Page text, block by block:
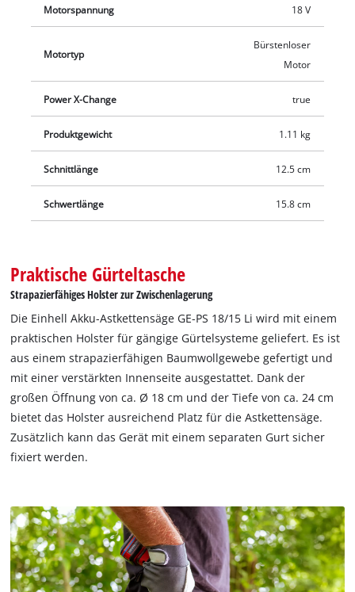
Kette. Dieser wird direkt am Gerät verstaut und ist somit
praktischen Zwischenlagerung des Geräts. Der
Baumwollgewebe gefertigt und mit einer verstärkten
Innenstruktur ausgestattet. Es bietet mit einer Ø 18 cm
großen Öffnung und 24 cm Tiefe ausreichend und sicher Platz
für die Astkettensäge. Die Lieferung erfolgt ohne Akku und
ohne Ladegerät. Diese sind separat, zum Beispiel als
Motorspannung 18 V
Motortyp
Bürstenloser
Motor
Power X-Change true
Produktgewicht 1.11 kg
Schnittlänge 12.5 cm
Schwertlänge 15.8 cm
Praktische Gürteltasche
Strapazierfähiges Holster zur Zwischenlagerung
Die Einhell Akku-Astkettensäge GE-PS 18/15 Li wird mit einem
praktischen Holster für gängige Gürtelsysteme geliefert. Es ist
aus einem strapazierfähigen Baumwollgewebe gefertigt und
mit einer verstärkten Innenseite ausgestattet. Dank der
großen Öffnung von ca. Ø 18 cm und der Tiefe von ca. 24 cm
bietet das Holster ausreichend Platz für die Astkettensäge.
Zusätzlich kann das Gerät mit einem separaten Gurt sicher
fixiert werden.